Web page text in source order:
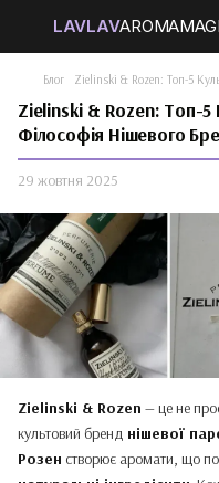
Блог Zielinski & Rozen: Топ-5
Zielinski & Rozen: Топ-5
Філософія Нішевого
29 жовтня 2025
Zielinski & Rozen — це не
культовий бренд нішевої
Розен створює аромати, що